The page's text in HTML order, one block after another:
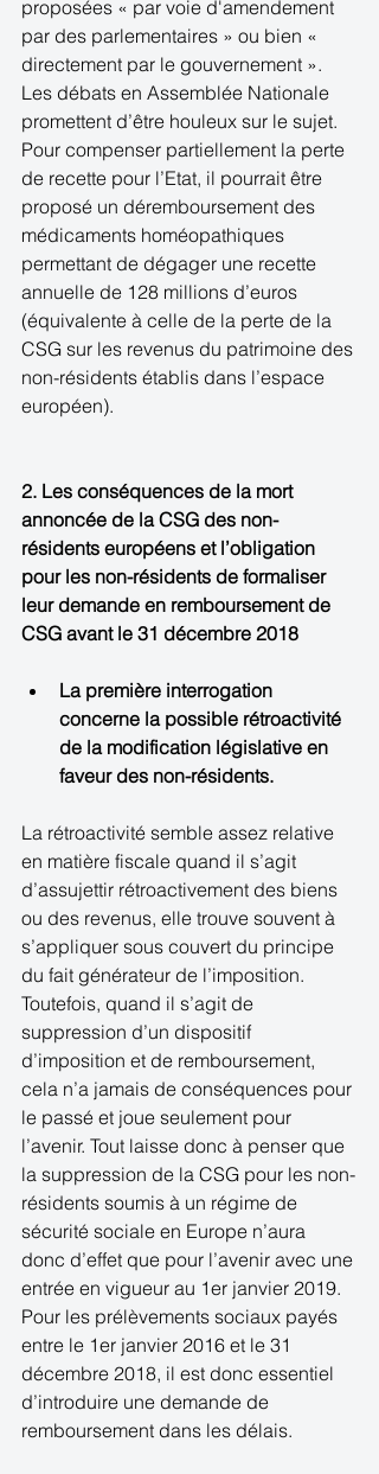
proposées « par voie d'amendement
par des parlementaires » ou bien «
directement par le gouvernement ».
Les débats en Assemblée Nationale
promettent d’être houleux sur le sujet.
Pour compenser partiellement la perte
de recette pour l’Etat, il pourrait être
proposé un déremboursement des
médicaments homéopathiques
permettant de dégager une recette
annuelle de 128 millions d’euros
(équivalente à celle de la perte de la
CSG sur les revenus du patrimoine des
non-résidents établis dans l’espace
européen).
2. Les conséquences de la mort
annoncée de la CSG des non-
résidents européens et l’obligation
pour les non-résidents de formaliser
leur demande en remboursement de
CSG avant le 31 décembre 2018
La première interrogation
concerne la possible rétroactivité
de la modification législative en
faveur des non-résidents.
La rétroactivité semble assez relative
en matière fiscale quand il s’agit
d’assujettir rétroactivement des biens
ou des revenus, elle trouve souvent à
s’appliquer sous couvert du principe
du fait générateur de l’imposition.
Toutefois, quand il s’agit de
suppression d’un dispositif
d’imposition et de remboursement,
cela n’a jamais de conséquences pour
le passé et joue seulement pour
l’avenir. Tout laisse donc à penser que
la suppression de la CSG pour les non-
résidents soumis à un régime de
sécurité sociale en Europe n’aura
donc d’effet que pour l’avenir avec une
entrée en vigueur au 1er janvier 2019.
Pour les prélèvements sociaux payés
entre le 1er janvier 2016 et le 31
décembre 2018, il est donc essentiel
d’introduire une demande de
remboursement dans les délais.